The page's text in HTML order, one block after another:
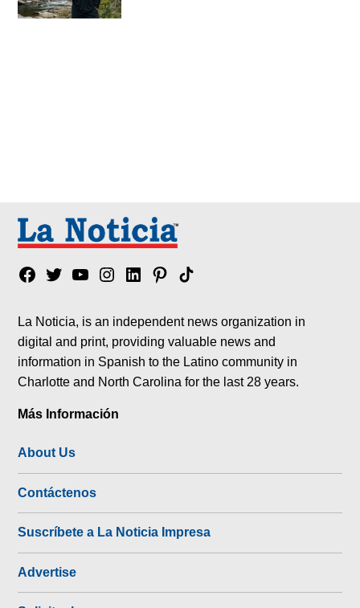
Facebook
TwitterYouTubeInstagram
LinkedinPinterest
Tik
La Noticia, is an independent news organization in
digital and print, providing valuable news and
information in Spanish to the Latino community in
Charlotte and North Carolina for the last 28 years.
Más Información
About Us
Contáctenos
Suscríbete a La Noticia Impresa
Advertise